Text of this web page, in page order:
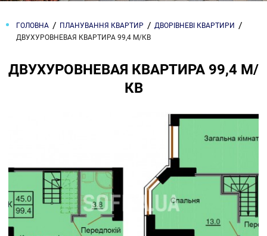
ГОЛОВНА ПЛАНУВАННЯ КВАРТИР
ДВОРІВНЕВІ КВАРТИРИ
ДВУХУРОВНЕВАЯ КВАРТИРА 99,4 М/КВ
ДВУХУРОВНЕВАЯ КВАРТИРА 99,4 М/
КВ